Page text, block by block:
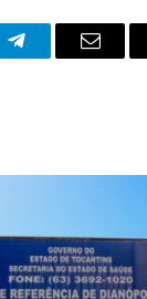
TelegramEmail